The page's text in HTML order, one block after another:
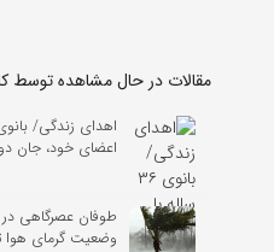
مقالات در حال مشاهده توسط
اعضای خود، جان
وضعیت گرمای هوا تا ۵ روز